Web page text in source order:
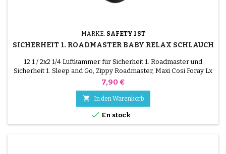
MARKE: SAFETY 1 ST
SICHERHEIT 1. ROADMASTER BABY RELAX SCHLAUCH
12 1 / 2x2 1/4 Luftkammer für Sicherheit 1. Roadmaster und
Sicherheit 1. Sleep and Go, Zippy Roadmaster, Maxi Cosi Foray Lx
Kinderwagen
Preis
7,90 €
 In den Warenkorb
 En stock